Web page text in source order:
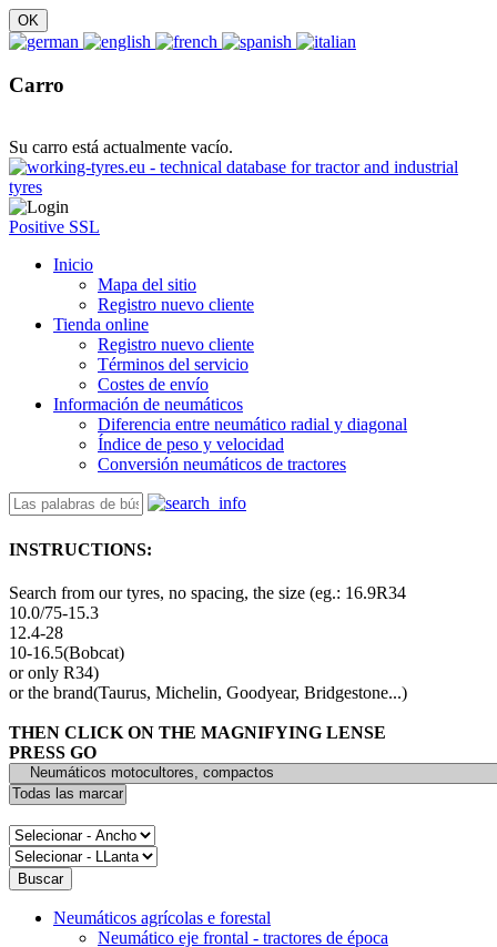
Carro
Su carro está actualmente vacío.
Positive SSL
Inicio
Mapa del sitio
Registro nuevo cliente
Tienda online
Registro nuevo cliente
Términos del servicio
Costes de envío
Información de neumáticos
Diferencia entre neumático radial y diagonal
Índice de peso y velocidad
Conversión neumáticos de tractores
INSTRUCTIONS:
Search from our tyres, no spacing, the size (eg.: 16.9R34
10.0/75-15.3
12.4-28
10-16.5(Bobcat)
or only R34)
or the brand(Taurus, Michelin, Goodyear, Bridgestone...)
THEN CLICK ON THE MAGNIFYING LENSE
PRESS GO
Neumáticos agrícolas e forestal
Neumático eje frontal - tractores de época